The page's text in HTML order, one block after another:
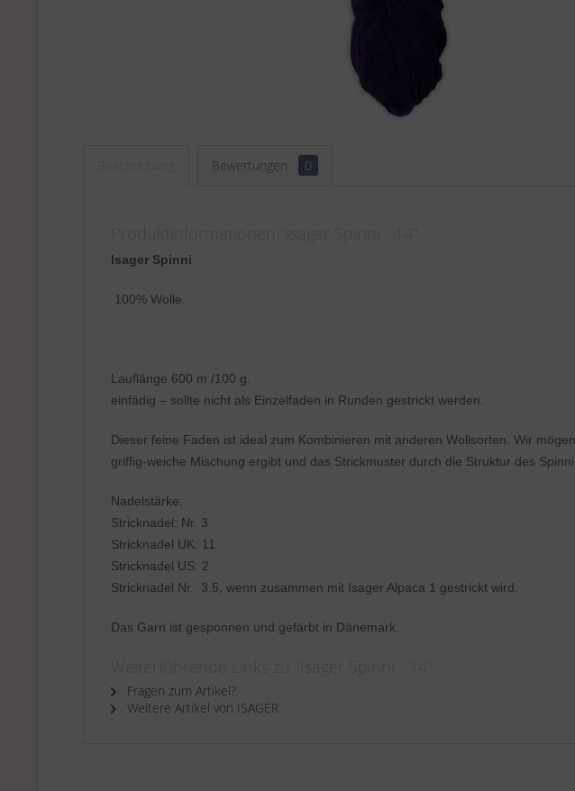
Bewertungen 0
Isager Spinni
100% Wolle.
Lauflänge 600 m /100 g.
einfädig – sollte nicht als Einzelfaden in Runden gestrickt werden.
Dieser feine Faden ist ideal zum Kombinieren mit anderen Wollsorten. Wir
griffig-weiche Mischung ergibt und das Strickmuster durch die Struktur des
Nadelstärke:
Stricknadel: Nr. 3
Stricknadel UK: 11
Stricknadel US: 2
Stricknadel Nr. 3.5, wenn zusammen mit Isager Alpaca 1 gestrickt wird.
Das Garn ist gesponnen und gefärbt in Dänemark.
Fragen zum Artikel?
Weitere Artikel von ISAGER